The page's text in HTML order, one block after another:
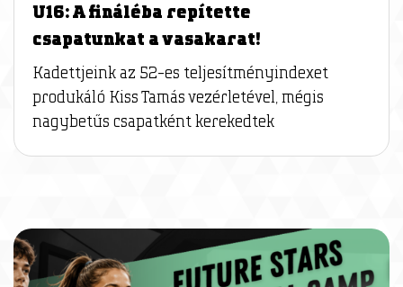
U16: A fináléba repítette
csapatunkat a vasakarat!
Kadettjeink az 52-es teljesítményindexet
produkáló Kiss Tamás vezérletével, mégis
nagybetűs csapatként kerekedtek